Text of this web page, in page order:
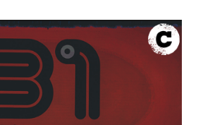
“No puedes contar un país sin
humor político”: Pedro Peirano,
creador de 31 Minutos
5/Dic/2020